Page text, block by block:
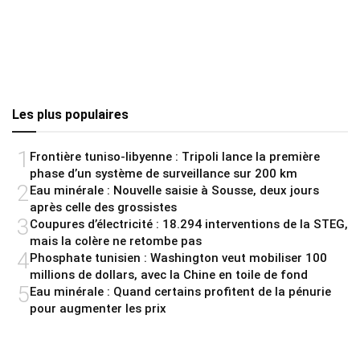
Les plus populaires
1 Frontière tuniso-libyenne : Tripoli lance la première
phase d’un système de surveillance sur 200 km
2 Eau minérale : Nouvelle saisie à Sousse, deux jours
après celle des grossistes
3Coupures d’électricité : 18.294 interventions de la STEG,
mais la colère ne retombe pas
4Phosphate tunisien : Washington veut mobiliser 100
millions de dollars, avec la Chine en toile de fond
5Eau minérale : Quand certains profitent de la pénurie
pour augmenter les prix